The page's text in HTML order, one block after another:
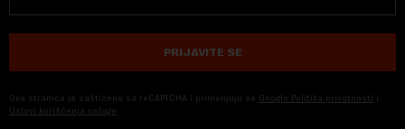
PRIJAVITE SE
Ova stranica je zaštićena sa reCAPTCHA i primenjuju se Google Politika privatnosti i
Uslovi korišćenja usluge